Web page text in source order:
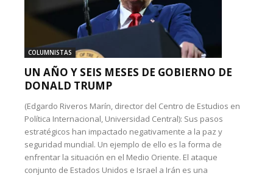
COLUMNISTAS
UN AÑO Y SEIS MESES DE GOBIERNO DE
DONALD TRUMP
(Edgardo Riveros Marín, director del Centro de Estudios en
Política Internacional, Universidad Central): Sus pasos
estratégicos han impactado negativamente a la paz y
seguridad mundial. Un ejemplo de ello es la forma de
enfrentar la situación en el Medio Oriente. El ataque
conjunto de Estados Unidos e Israel a Irán es una